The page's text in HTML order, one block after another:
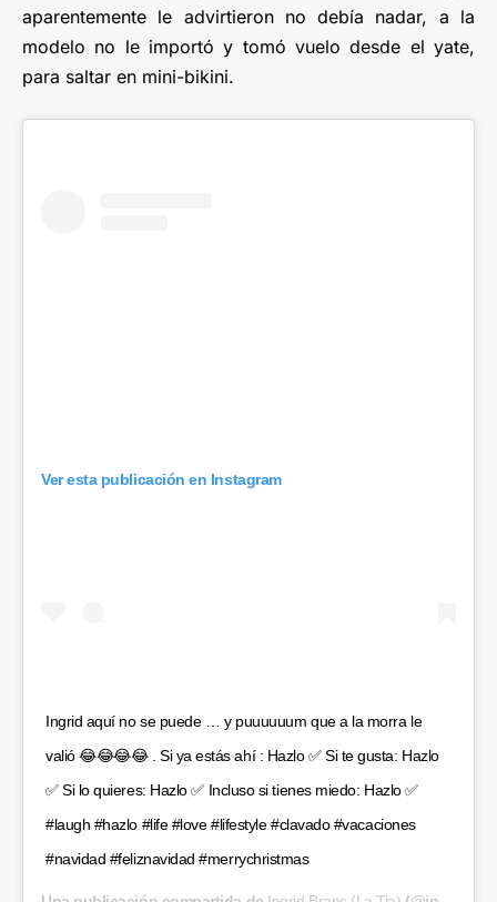
aparentemente le advirtieron no debía nadar, a la
modelo no le importó y tomó vuelo desde el yate,
para saltar en mini-bikini.
Ver esta publicación en Instagram
Ingrid aquí no se puede … y puuuuuum que a la morra le
valió 😂😂😂😂 . Si ya estás ahí : Hazlo ✅ Si te gusta: Hazlo
✅ Si lo quieres: Hazlo ✅ Incluso si tienes miedo: Hazlo ✅
#laugh #hazlo #life #love #lifestyle #clavado #vacaciones
#navidad #feliznavidad #merrychristmas